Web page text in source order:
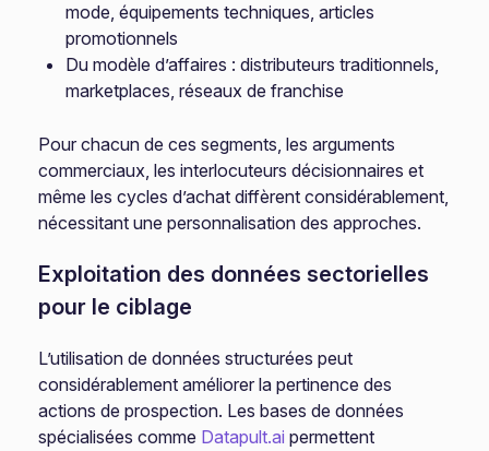
mode, équipements techniques, articles
promotionnels
Du modèle d’affaires : distributeurs traditionnels,
marketplaces, réseaux de franchise
Pour chacun de ces segments, les arguments
commerciaux, les interlocuteurs décisionnaires et
même les cycles d’achat diffèrent considérablement,
nécessitant une personnalisation des approches.
Exploitation des données sectorielles
pour le ciblage
L’utilisation de données structurées peut
considérablement améliorer la pertinence des
actions de prospection. Les bases de données
spécialisées comme Datapult.ai permettent